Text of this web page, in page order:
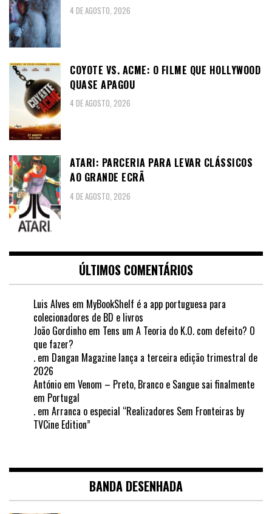
4 DE AGOSTO, 2026
COYOTE VS. ACME: O FILME QUE HOLLYWOOD
QUASE APAGOU
4 DE AGOSTO, 2026
ATARI: PARCERIA PARA LEVAR CLÁSSICOS
AO GRANDE ECRÃ
4 DE AGOSTO, 2026
ÚLTIMOS COMENTÁRIOS
Luis Alves em MyBookShelf é a app portuguesa para
colecionadores de BD e livros
João Gordinho em Tens um A Teoria do K.O. com defeito? O
que fazer?
. em Dangan Magazine lança a terceira edição trimestral de
2026
António em Venom – Preto, Branco e Sangue sai finalmente
em Portugal
. em Arranca o especial “Realizadores Sem Fronteiras by
TVCine Edition”
BANDA DESENHADA